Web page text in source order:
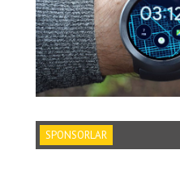
SPONSORLAR